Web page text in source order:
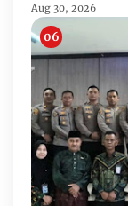
Aug 30, 2026